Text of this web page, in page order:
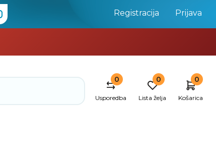
Registracija Prijava
0
Usporedba
0
Lista želja
0
Košarica